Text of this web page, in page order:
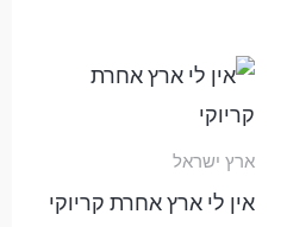
ארץ ישראל
אין לי ארץ אחרת קריוקי